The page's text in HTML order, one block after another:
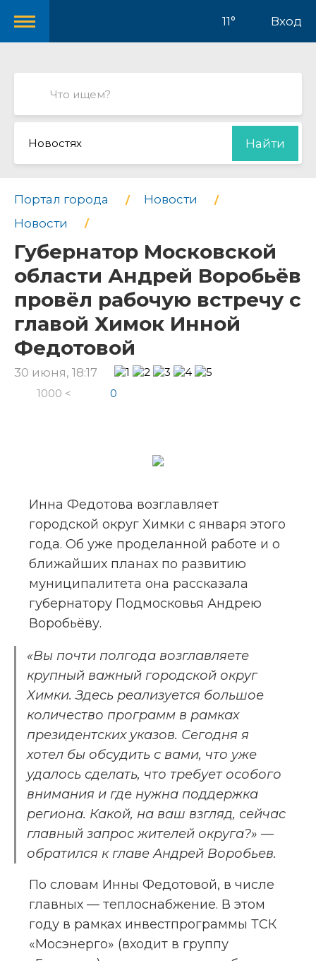
11° Вход
Новостях Найти
Портал города
Новости
Новости
Губернатор Московской
области Андрей Воробьёв
провёл рабочую встречу с
главой Химок Инной
Федотовой
30 июня, 18:17
1000 < 0
Инна Федотова возглавляет
городской округ Химки с января этого
года. Об уже проделанной работе и о
ближайших планах по развитию
муниципалитета она рассказала
губернатору Подмосковья Андрею
Воробьёву.
«Вы почти полгода возглавляете
крупный важный городской округ
Химки. Здесь реализуется большое
количество программ в рамках
президентских указов. Сегодня я
хотел бы обсудить с вами, что уже
удалось сделать, что требует особого
внимания и где нужна поддержка
региона. Какой, на ваш взгляд, сейчас
главный запрос жителей округа?» —
обратился к главе Андрей Воробьев.
По словам Инны Федотовой, в числе
главных — теплоснабжение. В этом
году в рамках инвестпрограммы ТСК
«Мосэнерго» (входит в группу